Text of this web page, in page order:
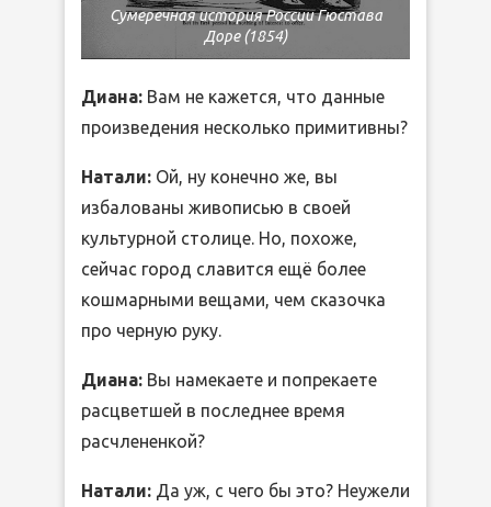
Сумеречная история России Гюстава
Доре (1854)
Диана: Вам не кажется, что данные
произведения несколько примитивны?
Натали: Ой, ну конечно же, вы
избалованы живописью в своей
культурной столице. Но, похоже,
сейчас город славится ещё более
кошмарными вещами, чем сказочка
про черную руку.
Диана: Вы намекаете и попрекаете
расцветшей в последнее время
расчлененкой?
Натали: Да уж, с чего бы это? Неужели